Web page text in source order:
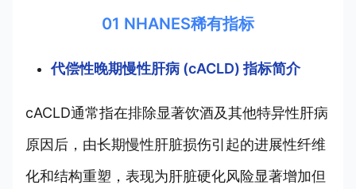
01 NHANES稀有指标
代偿性晚期慢性肝病 (cACLD) 指标简介
cACLD通常指在排除显著饮酒及其他特异性肝病
原因后，由长期慢性肝脏损伤引起的进展性纤维
化和结构重塑，表现为肝脏硬化风险显著增加但